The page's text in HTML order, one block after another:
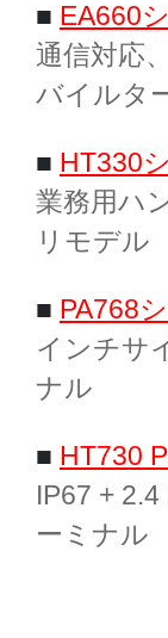
■ EA660
通信対応
バイルタ
■ HT330
業務用ハ
リモデル
■ PA768
インチサ
ナル
■ HT730
IP67 +
ーミナル